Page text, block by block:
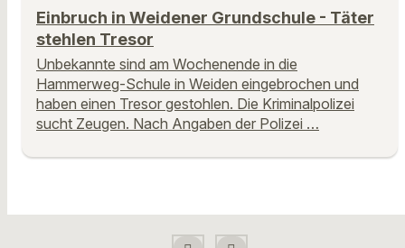
Einbruch in Weidener Grundschule - Täter
stehlen Tresor
Unbekannte sind am Wochenende in die
Hammerweg-Schule in Weiden eingebrochen und
haben einen Tresor gestohlen. Die Kriminalpolizei
sucht Zeugen. Nach Angaben der Polizei …